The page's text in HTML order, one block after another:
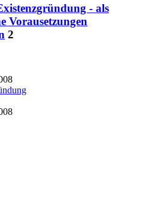
- als
Vorausetzungen
2